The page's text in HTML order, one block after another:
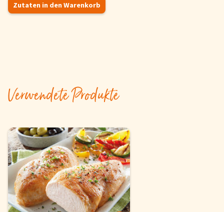
Zutaten in den Warenkorb
Verwendete Produkte